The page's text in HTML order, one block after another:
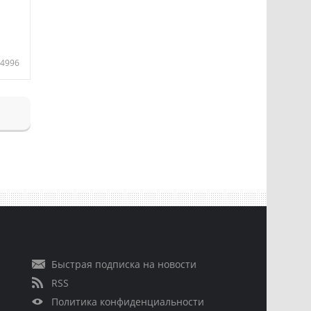
4996
Быстрая подписка на новости
RSS
Политика конфиденциальности